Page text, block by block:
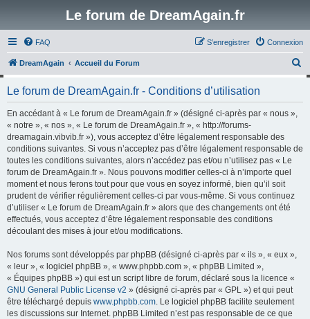
Le forum de DreamAgain.fr
FAQ Connexion
S’enregistrer
DreamAgain Accueil du Forum
Le forum de DreamAgain.fr - Conditions d’utilisation
En accédant à « Le forum de DreamAgain.fr » (désigné ci-après par « nous »,
« notre », « nos », « Le forum de DreamAgain.fr », « http://forums-
dreamagain.vibvib.fr »), vous acceptez d’être légalement responsable des
conditions suivantes. Si vous n’acceptez pas d’être légalement responsable de
toutes les conditions suivantes, alors n’accédez pas et/ou n’utilisez pas « Le
forum de DreamAgain.fr ». Nous pouvons modifier celles-ci à n’importe quel
moment et nous ferons tout pour que vous en soyez informé, bien qu’il soit
prudent de vérifier régulièrement celles-ci par vous-même. Si vous continuez
d’utiliser « Le forum de DreamAgain.fr » alors que des changements ont été
effectués, vous acceptez d’être légalement responsable des conditions
découlant des mises à jour et/ou modifications.
Nos forums sont développés par phpBB (désigné ci-après par « ils », « eux »,
« leur », « logiciel phpBB », « www.phpbb.com », « phpBB Limited »,
« Équipes phpBB ») qui est un script libre de forum, déclaré sous la licence «
GNU General Public License v2 » (désigné ci-après par « GPL ») et qui peut
être téléchargé depuis www.phpbb.com. Le logiciel phpBB facilite seulement
les discussions sur Internet. phpBB Limited n’est pas responsable de ce que